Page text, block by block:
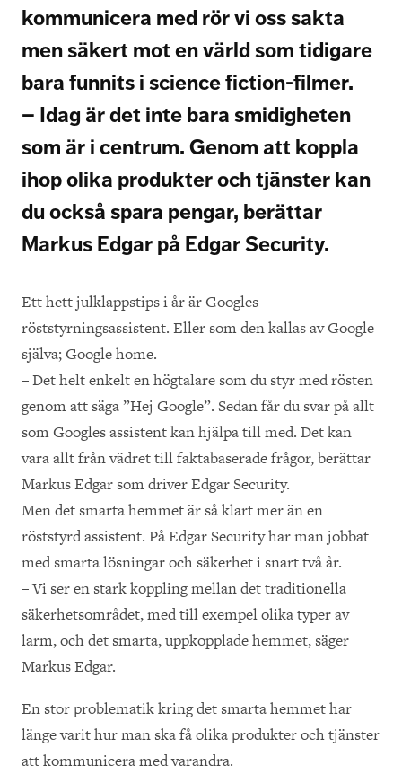
kommunicera med rör vi oss sakta
men säkert mot en värld som tidigare
bara funnits i science fiction-filmer.
– Idag är det inte bara smidigheten
som är i centrum. Genom att koppla
ihop olika produkter och tjänster kan
du också spara pengar, berättar
Markus Edgar på Edgar Security.
Ett hett julklappstips i år är Googles
röststyrningsassistent. Eller som den kallas av Google
själva; Google home.
– Det helt enkelt en högtalare som du styr med rösten
genom att säga ”Hej Google”. Sedan får du svar på allt
som Googles assistent kan hjälpa till med. Det kan
vara allt från vädret till faktabaserade frågor, berättar
Markus Edgar som driver Edgar Security.
Men det smarta hemmet är så klart mer än en
röststyrd assistent. På Edgar Security har man jobbat
med smarta lösningar och säkerhet i snart två år.
– Vi ser en stark koppling mellan det traditionella
säkerhetsområdet, med till exempel olika typer av
larm, och det smarta, uppkopplade hemmet, säger
Markus Edgar.
En stor problematik kring det smarta hemmet har
länge varit hur man ska få olika produkter och tjänster
att kommunicera med varandra.